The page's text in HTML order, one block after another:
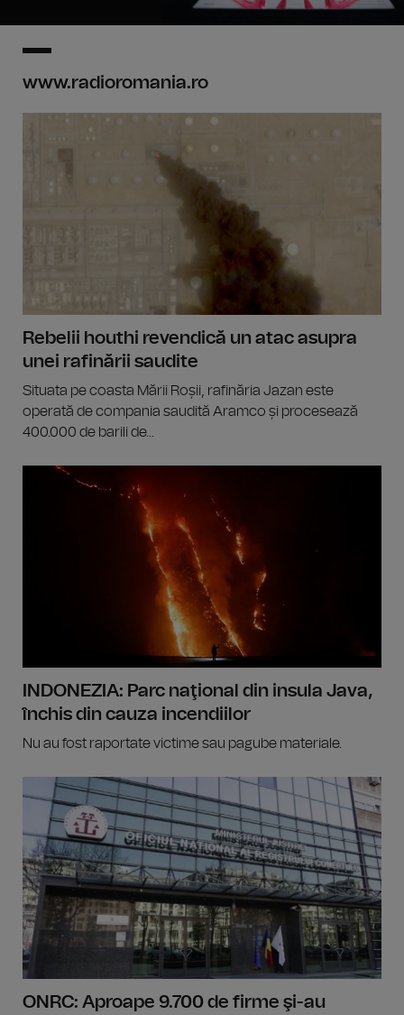
www.radioromania.ro
Rebelii houthi revendică un atac asupra
unei rafinării saudite
Situata pe coasta Mării Roșii, rafinăria Jazan este
operată de compania saudită Aramco și procesează
400.000 de barili de...
INDONEZIA: Parc naţional din insula Java,
închis din cauza incendiilor
Nu au fost raportate victime sau pagube materiale.
ONRC: Aproape 9.700 de firme şi-au